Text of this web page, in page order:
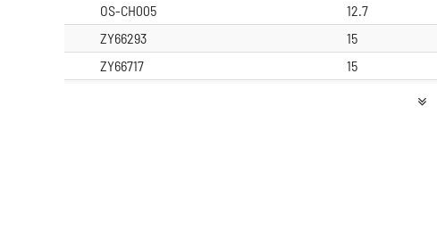
OS-CH005
12.7
ZY66293
15
ZY66717
15